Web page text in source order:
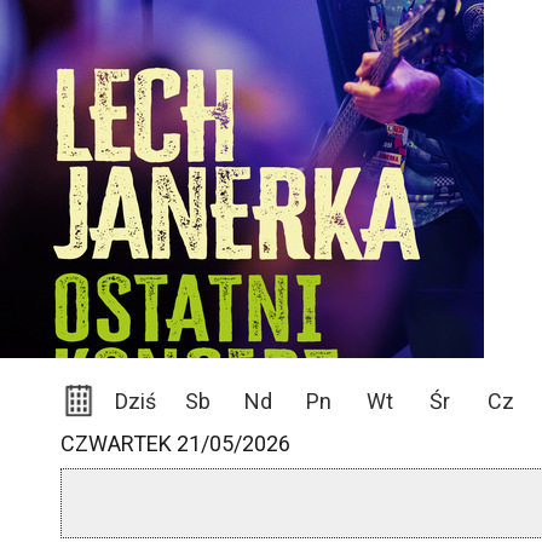
Dziś Sb Nd Pn Wt Śr
Cz
CZWARTEK 21/05/2026